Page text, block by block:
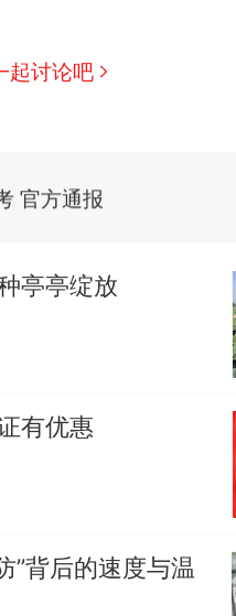
起讨论吧
窝，原地守1天等它长
官方通报
亭亭绽放
有优惠
”背后的速度与温